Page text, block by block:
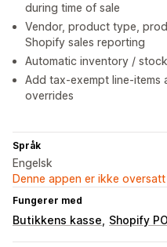
during time of sale
Vendor, product type,
Shopify sales reporting
Automatic inventory /
Add tax-exempt line-items
overrides
Språk
Engelsk
Denne appen er ikke
Fungerer med
Butikkens kasse Shopify